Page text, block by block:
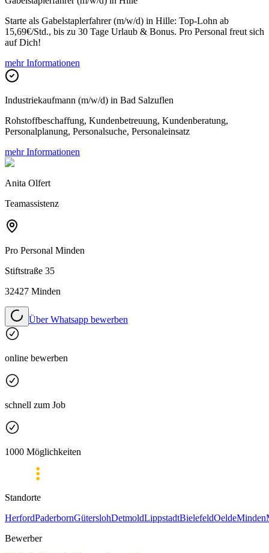
Starte als Gabelstaplerfahrer (m/w/d) in Hille: Top-Lohn ab
15,69€/Std., bis zu 30 Tage Urlaub & Bonus. Pro Personal freut sich
auf Dich!
mehr Informationen
Industriekaufmann (m/w/d) in Bad Salzuflen
Rohstoffbeschaffung, Kundenbetreuung, Kundenberatung,
Personalplanung, Personalsuche, Personaleinsatz
mehr Informationen
Anita Olfert
Teamassistenz
Pro Personal Minden
Stiftstraße 35
32427 Minden
Über Whatsapp bewerben
online bewerben
schnell zum Job
1000 Möglichkeiten
Standorte
HerfordPaderbornGüterslohDetmoldLippstadtBielefeldOeldeMinden
Bewerber